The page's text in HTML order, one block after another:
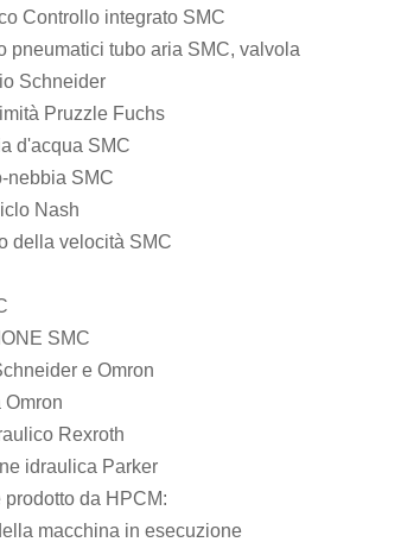
Controllo integrato SMC
pneumatici tubo aria SMC, valvola
Schneider
Pruzzle Fuchs
d'acqua SMC
nebbia SMC
Nash
della velocità SMC
SMC
e Omron
Omron
Rexroth
idraulica Parker
da HPCM:
macchina in esecuzione